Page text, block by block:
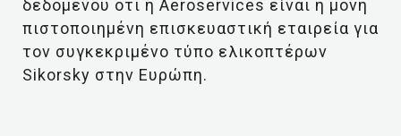
δεδομένου ότι η Aeroservices είναι η μόνη
πιστοποιημένη επισκευαστική εταιρεία για
τον συγκεκριμένο τύπο ελικοπτέρων
Sikorsky στην Ευρώπη.